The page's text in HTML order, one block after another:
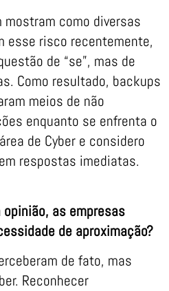
mostram como diversas
esse risco recentemente,
de “se”, mas de
Como resultado, backups
meios de não
enquanto se enfrenta o
de Cyber e considero
respostas imediatas.
as empresas
de aproximação?
de fato, mas
Reconhecer